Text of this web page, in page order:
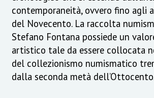
contemporaneità, ovvero fino agli
del Novecento. La raccolta
Stefano Fontana possiede un
artistico tale da essere collocata
del collezionismo numismatico
dalla seconda metà